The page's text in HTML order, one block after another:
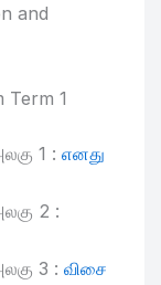
and
Term 1
1 :எனது
2 :
3 :விசை